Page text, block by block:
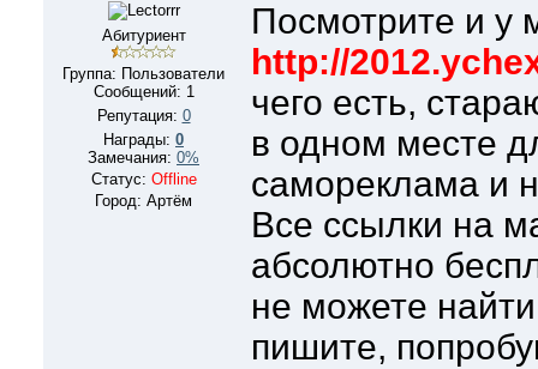
Абитуриент
Группа: Пользователи
Сообщений: 1
Репутация: 0
Награды: 0
Замечания: 0%
Статус: Offline
Город: Артём
Посмотрите и у
http://
чего есть,
в одном месте
самореклама и
Все ссылки на
абсолютно
не можете
пишите,